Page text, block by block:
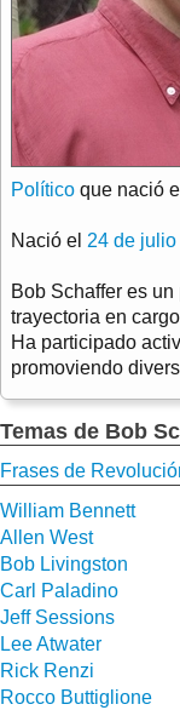
Político que nació
Nació el 24 de julio
Bob Schaffer es un
trayectoria en
Ha participado
promoviendo
Temas de Bob
Frases de
William Bennett
Allen West
Bob Livingston
Carl Paladino
Jeff Sessions
Lee Atwater
Rick Renzi
Rocco Buttiglione